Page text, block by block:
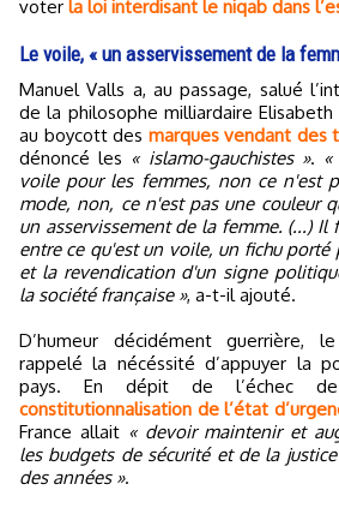
voter la loi interdisant le niqab dans
Le voile, « un asservissement de la
Manuel Valls a, au passage, salué
de la philosophe milliardaire
au boycott des marques vendant des
dénoncé les « islamo-gauchistes ».
voile pour les femmes, non ce n'est
mode, non, ce n'est pas une couleur
un asservissement de la femme. (...)
entre ce qu'est un voile, un fichu porté
et la revendication d'un signe
la société française », a-t-il ajouté.
D’humeur décidément guerrière,
rappelé la nécéssité d’appuyer la
pays. En dépit de l’échec
constitutionnalisation de l’état
France allait « devoir maintenir et
les budgets de sécurité et de la
des années ».